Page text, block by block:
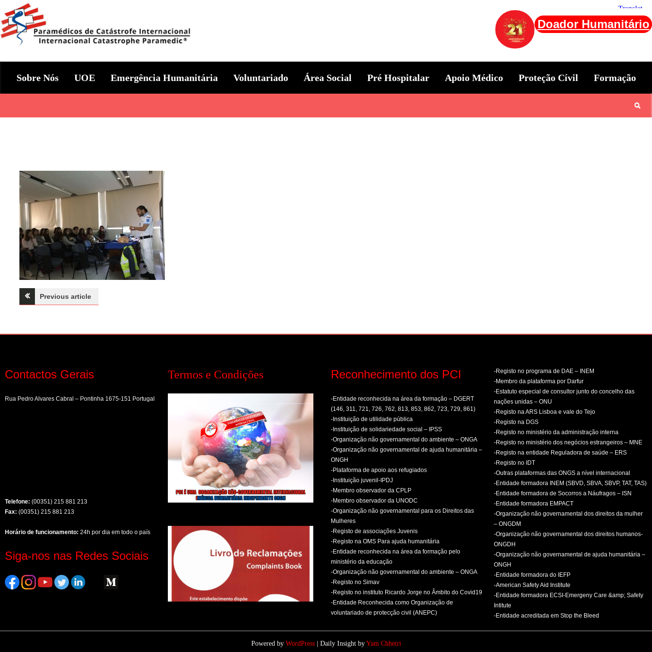
to
content
Doador Humanitário
Sobre Nós UOE Emergência Humanitária Voluntariado Área Social Pré Hospitalar Apoio Médico Proteção Cívil Formação
Navegação
artigos
Previous article
Contactos Gerais
Rua Pedro Alvares Cabral – Pontinha 1675-151 Portugal
Telefone: (00351) 215 881 213
Fax: (00351) 215 881 213
Horário de funcionamento: 24h por dia em todo o país
Siga-nos nas Redes Sociais
Termos e Condições Reconhecimento dos PCI
-Entidade reconhecida na área da formação – DGERT
(146, 311, 721, 726, 762, 813, 853, 862, 723, 729, 861)
-Instituição de utilidade pública
-Instituição de solidariedade social – IPSS
-Organização não governamental do ambiente – ONGA
-Organização não governamental de ajuda humanitária –
ONGH
-Plataforma de apoio aos refugiados
-Instituição juvenil-IPDJ
-Membro observador da CPLP
-Membro observador da UNODC
-Organização não governamental para os Direitos das
Mulheres
-Registo de associações Juvenis
-Registo na OMS Para ajuda humanitária
-Entidade reconhecida na área da formação pelo
ministério da educação
-Organização não governamental do ambiente – ONGA
-Registo no Simav
-Registo no instituto Ricardo Jorge no Âmbito do Covid19
-Entidade Reconhecida como Organização de
voluntariado de protecção civil (ANEPC)
-Registo no programa de DAE – INEM
-Membro da plataforma por Darfur
-Estatuto especial de consultor junto do concelho das
nações unidas – ONU
-Registo na ARS Lisboa e vale do Tejo
-Registo na DGS
-Registo no ministério da administração interna
-Registo no ministério dos negócios estrangeiros – MNE
-Registo na entidade Reguladora de saúde – ERS
-Registo no IDT
-Outras plataformas das ONGS a nível internacional
-Entidade formadora INEM (SBVD, SBVA, SBVP, TAT, TAS)
-Entidade formadora de Socorros a Náufragos – ISN
-Entidade formadora EMPACT
-Organização não governamental dos direitos da mulher
– ONGDM
-Organização não governamental dos direitos humanos-
ONGDH
-Organização não governamental de ajuda humanitária –
ONGH
-Entidade formadora do IEFP
-American Safety Aid Institute
-Entidade formadora ECSI-Emergeny Care &amp; Safety
Intitute
-Entidade acreditada em Stop the Bleed
Powered by WordPress| Daily Insight by Yam Chhetri